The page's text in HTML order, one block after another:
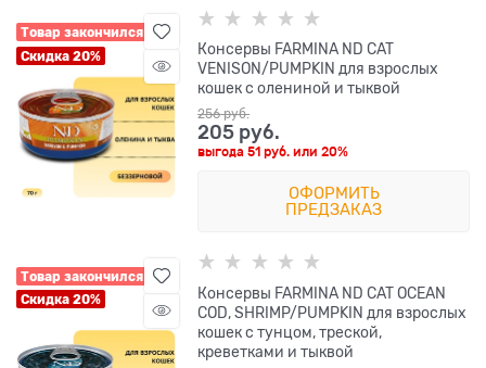
Товар закончился
Скидка 20%
Консервы FARMINA ND CAT
VENISON/PUMPKIN для взрослых
кошек с олениной и тыквой
256 руб.
205 руб.
выгода51 руб. или20%
ОФОРМИТЬ
ПРЕДЗАКАЗ
Товар закончился
Скидка 20%
Консервы FARMINA ND CAT OCEAN
COD, SHRIMP/PUMPKIN для взрослых
кошек с тунцом, треской,
креветками и тыквой